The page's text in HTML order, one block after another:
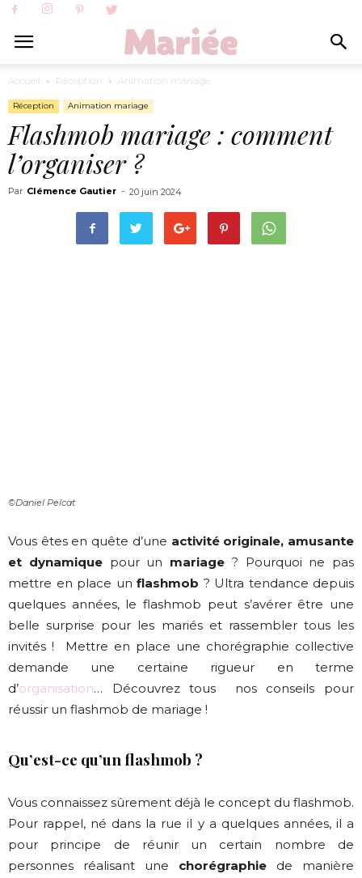
Accueil Réception Animation mariage
Réception Animation mariage
Flashmob mariage : comment
l’organiser ?
Par Clémence Gautier - 20 juin 2024
©Daniel Pelcat
Vous êtes en quête d’une activité originale, amusante
et dynamiquepour un mariage ? Pourquoi ne pas
mettre en place un flashmob ? Ultra tendance depuis
quelques années, le flashmob peut s’avérer être une
belle surprise pour les mariés et rassembler tous les
invités !
Mettre en place une chorégraphie collective
demande une certaine rigueur en terme
d’organisation… Découvrez tous
nos conseils pour
réussir un flashmob de mariage !
Qu’est-ce qu’un flashmob ?
Vous connaissez sûrement déjà le concept du flashmob.
Pour rappel, né dans la rue il y a quelques années, il a
pour principe de réunir un certain nombre de
personnes réalisant une chorégraphie de manière